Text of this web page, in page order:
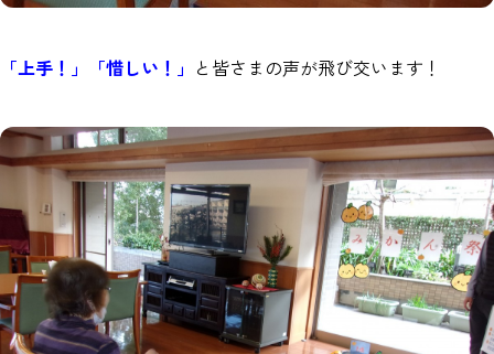
「上手！」「惜しい！」 と皆さまの声が飛び交います！